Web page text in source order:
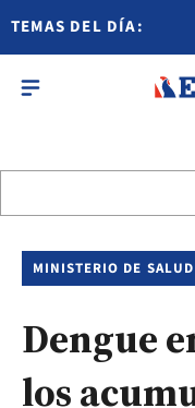
TEMAS DEL DÍA:
MINISTERIO DE SALUD
Dengue
los